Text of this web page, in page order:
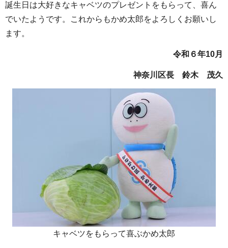
誕生日は大好きなキャベツのプレゼントをもらって、喜ん
でいたようです。これからもかめ太郎をよろしくお願いし
ます。
令和６年10月
神奈川区長 鈴木 茂久
キャベツをもらって喜ぶかめ太郎